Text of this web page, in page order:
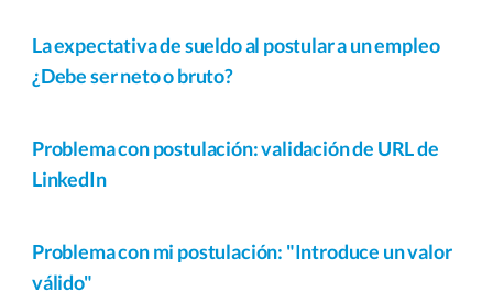
La expectativa de sueldo al postular a un empleo
¿Debe ser neto o bruto?
Problema con postulación: validación de URL de
LinkedIn
Problema con mi postulación: "Introduce un valor
válido"